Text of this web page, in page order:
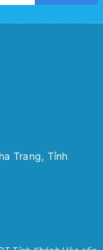
Trang, Tỉnh